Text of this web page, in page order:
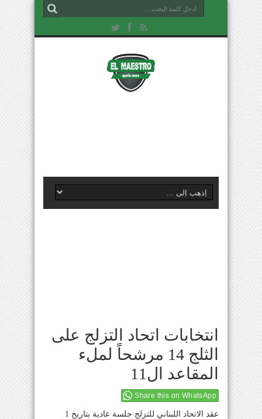
انتخابات اتحاد التزلج على
الثلج 14 مرشحاً لملء
المقاعد ال11
Share this on WhatsApp
عقد الاتحاد اللبناني للتزلج جلسة عادية بتاريخ 1